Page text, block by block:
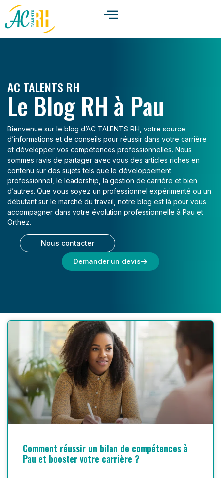
AC TALENTS RH
Le Blog RH à Pau
Bienvenue sur le blog d’AC TALENTS RH, votre source
d’informations et de conseils pour réussir dans votre carrière
et développer vos compétences professionnelles. Nous
sommes ravis de partager avec vous des articles riches en
contenu sur des sujets tels que le développement
professionnel, le leadership, la gestion de carrière et bien
d’autres. Que vous soyez un professionnel expérimenté ou un
débutant sur le marché du travail, notre blog est là pour vous
accompagner dans votre évolution professionnelle à Pau et
Orthez.
Nous contacter
Demander un devis
Comment réussir un bilan de compétences à
Pau et booster votre carrière ?